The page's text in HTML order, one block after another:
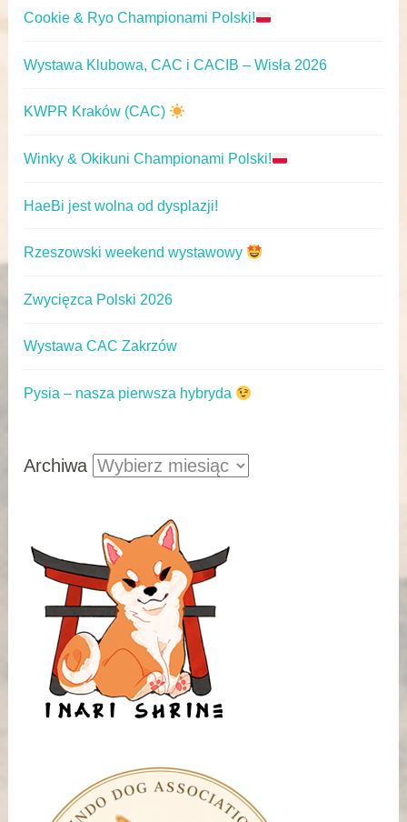
Cookie & Ryo Championami Polski!
Wystawa Klubowa, CAC i CACIB – Wisła 2026
KWPR Kraków (CAC)
Winky & Okikuni Championami Polski!
HaeBi jest wolna od dysplazji!
Rzeszowski weekend wystawowy
Zwycięzca Polski 2026
Wystawa CAC Zakrzów
Pysia – nasza pierwsza hybryda
Archiwa